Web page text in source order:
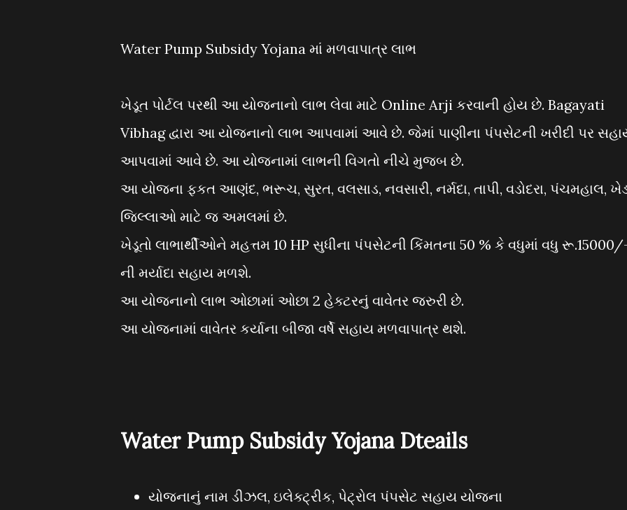
Water Pump Subsidy Yojana માં મળવાપાત્ર લાભ
ખેડૂત પોર્ટલ પરથી આ યોજનાનો લાભ લેવા માટે Online Arji કરવાની હોય છે. Bagayati
Vibhag દ્વારા આ યોજનાનો લાભ આપવામાં આવે છે. જેમાં પાણીના પંપસેટની ખરીદી પર
આપવામાં આવે છે. આ યોજનામાં લાભની વિગતો નીચે મુજબ છે.
આ યોજના ફકત આણંદ, ભરૂચ, સુરત, વલસાડ, નવસારી, નર્મદા, તાપી, વડોદરા, પંચમહાલ,
જિલ્લાઓ માટે જ અમલમાં છે.
ખેડૂતો લાભાર્થીઓને મહત્તમ 10 HP સુધીના પંપસેટની કિંમતના 50 % કે વધુમાં વધુ
ની મર્યાદા સહાય મળશે.
આ યોજનાનો લાભ ઓછામાં ઓછા 2 હેક્ટરનું વાવેતર જરુરી છે.
આ યોજનામાં વાવેતર કર્યાના બીજા વર્ષે સહાય મળવાપાત્ર થશે.
Water Pump Subsidy Yojana Dteails
યોજનાનું નામ ડીઝલ, ઇલેક્ટ્રીક, પેટ્રોલ પં૫સેટ સહાય યોજના